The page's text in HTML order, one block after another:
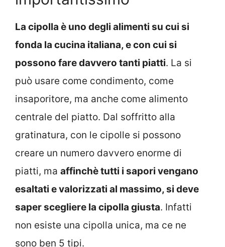
La cipolla è uno degli alimenti su cui si
fonda la cucina italiana, e con cui si
possono fare davvero tanti piatti. La si
può usare come condimento, come
insaporitore, ma anche come alimento
centrale del piatto. Dal soffritto alla
gratinatura, con le cipolle si possono
creare un numero davvero enorme di
piatti, ma affinchè tutti i sapori vengano
esaltati e valorizzati al massimo, si deve
saper scegliere la cipolla giusta. Infatti
non esiste una cipolla unica, ma ce ne
sono ben 5 tipi.